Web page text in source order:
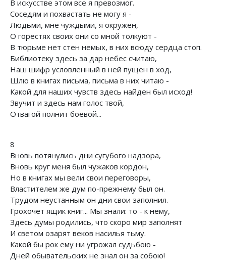
В искусстве этом все я превозмог.
Соседям и похвастать не могу я -
Людьми, мне чуждыми, я окружен,
О горестях своих они со мной толкуют -
В тюрьме нет стен немых, в них всюду сердца стоп.
Библиотеку здесь за дар небес считаю,
Наш шифр условленный в ней пущен в ход,
Шлю в книгах письма, письма в них читаю -
Какой для наших чувств здесь найден был исход!
Звучит и здесь нам голос твой,
Отвагой полнит боевой...
8
Вновь потянулись дни сугубого надзора,
Вновь круг меня был чужаков кордон,
Но в книгах мы вели свои переговоры,
Властителем же дум по-прежнему был он.
Трудом неустанным он дни свои заполнил.
Грохочет ящик книг... Мы знали: то - к нему,
Здесь думы родились, что скоро мир заполнят
И светом озарят веков насилья тьму.
Какой бы рок ему ни угрожал судьбою -
Дней обывательских не знал он за собою!